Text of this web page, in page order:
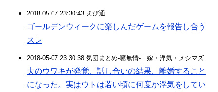
2018-05-07 23:30:43 えび通
ゴールデンウィークに楽しんだゲームを報告し合う
スレ
2018-05-07 23:30:38 気団まとめ-噫無情-｜嫁・浮気・メシマズ
夫のウワキが発覚、話し合いの結果、離婚すること
になった。実はウトは若い頃に何度か浮気をしてい